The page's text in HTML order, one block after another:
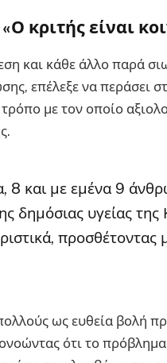
κριτής είναι
και κάθε άλλο παρά
επέλεξε να περάσει
με τον οποίο
8 και με εμένα 9
δημόσιας υγείας της
προσθέτοντας
ως ευθεία βολή
ότι το πρόβλημα